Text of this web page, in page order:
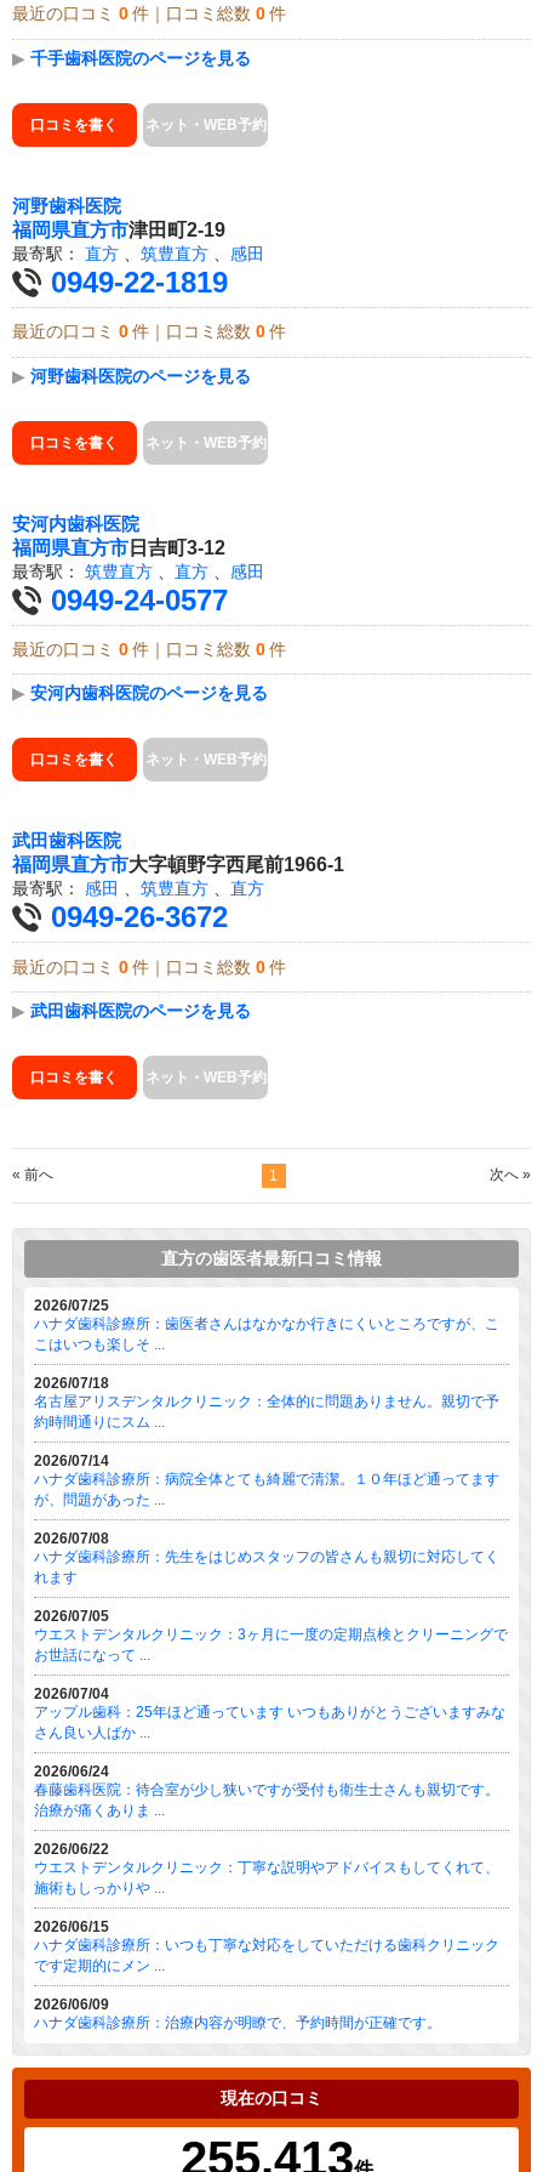
最近の口コミ 0 件｜口コミ総数 0 件
▶ 千手歯科医院のページを見る
口コミを書く ネット・WEB予約
河野歯科医院
福岡県直方市津田町2-19
最寄駅： 直方 筑豊直方 感田
0949-22-1819
最近の口コミ 0 件｜口コミ総数 0 件
▶ 河野歯科医院のページを見る
口コミを書く ネット・WEB予約
安河内歯科医院
福岡県直方市 日吉町3-12
最寄駅： 筑豊直方 直方 感田
0949-24-0577
最近の口コミ 0 件｜口コミ総数 0 件
▶ 安河内歯科医院のページを見る
口コミを書く ネット・WEB予約
武田歯科医院
福岡県直方市大字頓野字西尾前1966-1
最寄駅： 感田 、 筑豊直方 、 直方
0949-26-3672
最近の口コミ 0 件｜口コミ総数 0 件
▶ 武田歯科医院のページを見る
口コミを書く ネット・WEB予約
« 前へ 1 次へ »
直方の歯医者最新口コミ情報
2026/07/25
ハナダ歯科診療所：歯医者さんはなかなか行きにくいところですが、こ
こはいつも楽しそ ...
2026/07/18
名古屋アリスデンタルクリニック：全体的に問題ありません。親切で予
約時間通りにスム ...
2026/07/14
ハナダ歯科診療所：病院全体とても綺麗で清潔。１０年ほど通ってます
が、問題があった ...
2026/07/08
ハナダ歯科診療所：先生をはじめスタッフの皆さんも親切に対応してく
れます
2026/07/05
ウエストデンタルクリニック：3ヶ月に一度の定期点検とクリーニングで
お世話になって ...
2026/07/04
アップル歯科：25年ほど通っています いつもありがとうございますみな
さん良い人ばか ...
2026/06/24
春藤歯科医院：待合室が少し狭いですが受付も衛生士さんも親切です。
治療が痛くありま ...
2026/06/22
ウエストデンタルクリニック：丁寧な説明やアドバイスもしてくれて、
施術もしっかりや ...
2026/06/15
ハナダ歯科診療所：いつも丁寧な対応をしていただける歯科クリニック
です定期的にメン ...
2026/06/09
ハナダ歯科診療所：治療内容が明瞭で、予約時間が正確です。
現在の口コミ
255,413